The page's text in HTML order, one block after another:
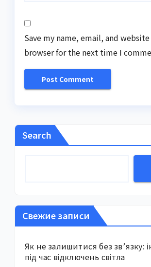
Save my name, email, and
browser for the next time I
Search
Свежие записи
Як не залишитися без зв’язку:
під час відключень світла